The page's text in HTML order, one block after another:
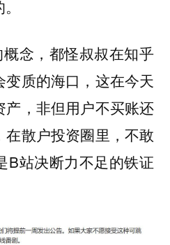
念，都怪叔叔在知乎
质的海口，这在今天
产，非但用户不买账还
散户投资圈里，不敢
B站决断力不足的铁证